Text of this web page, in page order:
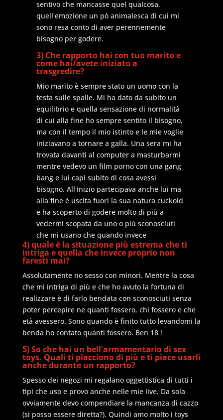
sentivo che mancasse quel qualcosa,
quell'emozione un pò animalesca di cui mi
sono resa conto di aver perennemente
bisogno per godere.
3) Che rapporto hai con tuo marito e
come hai/avete iniziato a
trasgredire?
Mio marito è sempre stato un uomo con la
testa sulle spalle. Mi ha dato da subito un
equilibrio e quella sensazione di normalità
di cui alla fine ho sempre sentito il bisogno,
ma con il tempo il mio istinto e le mie voglie
iniziavano a tornare a galla. Una sera mi ha
trovata davanti al computer a masturbarmi
mentre vedevo un film porno con una gang
bang e lui capì subito di cosa avessi
bisogno. All'inizio partecipava anche lui ma
alla fine è uscita fuori la sua natura cuckold
e ha scoperto di godere molto di più a
vedermi scopata da uno o più sconosciuti
che mi usano che quando invece
4) quale è la situazione più estrema che ti
intriga e quella che invece proprio non
faresti mai?
Assolutamente no sesso con minori. Mentre la cosa
che mi intriga di più e che ho avuto la fortuna di
realizzare è di farlo bendata con sconosciuti senza
poter percepire ne quanti fossero, chi fossero e che
età avessero. Sono quando è finito tutto levandomi la
benda ho contato quanti fossero. Ben 18 !
5) So che hai un bell'armamentario di sex
toys. Quali ti piacciono di più e ti piace usarli
anche durante un rapporto?
Spesso dei negozi mi regalano oggettistica di tutti i
tipi che uso e provo anche nelle mie live. Da sola
ovviamente devo compendiare la mancanza di cazzo
(si posso essere diretta?). Quindi amo molto i toys